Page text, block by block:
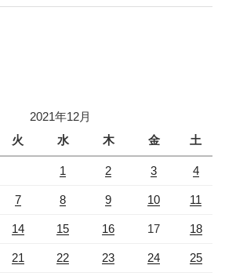
2021年12月
火 水 木 金 土
1 2 3 4
7 8 9 10 11
14 15 16 17 18
21 22 23 24 25